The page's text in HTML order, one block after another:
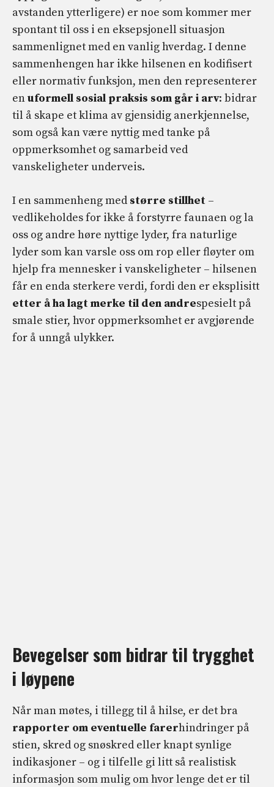
avstanden ytterligere) er noe som kommer mer
spontant til oss i en eksepsjonell situasjon
sammenlignet med en vanlig hverdag. I denne
sammenhengen har ikke hilsenen en kodifisert
eller normativ funksjon, men den representerer
enuformell sosial praksis som går i arv: bidrar
til å skape et klima av gjensidig anerkjennelse,
som også kan være nyttig med tanke på
oppmerksomhet og samarbeid ved
vanskeligheter underveis.
I en sammenheng med større stillhet –
vedlikeholdes for ikke å forstyrre faunaen og la
oss og andre høre nyttige lyder, fra naturlige
lyder som kan varsle oss om rop eller fløyter om
hjelp fra mennesker i vanskeligheter – hilsenen
får en enda sterkere verdi, fordi den er eksplisitt
etter å ha lagt merke til den andrespesielt på
smale stier, hvor oppmerksomhet er avgjørende
for å unngå ulykker.
Bevegelser som bidrar til trygghet
i løypene
Når man møtes, i tillegg til å hilse, er det bra
rapporter om eventuelle farerhindringer på
stien, skred og snøskred eller knapt synlige
indikasjoner – og i tilfelle gi litt så realistisk
informasjon som mulig om hvor lenge det er til